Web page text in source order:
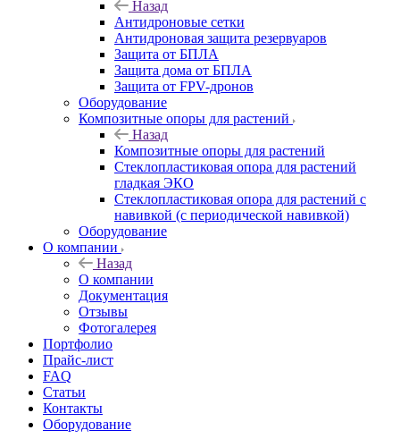
Назад
Антидроновые сетки
Антидроновая защита резервуаров
Защита от БПЛА
Защита дома от БПЛА
Защита от FPV-дронов
Оборудование
Композитные опоры для растений
Назад
Композитные опоры для растений
Стеклопластиковая опора для растений
гладкая ЭКО
Стеклопластиковая опора для растений с
навивкой (с периодической навивкой)
Оборудование
О компании
Назад
О компании
Документация
Отзывы
Фотогалерея
Портфолио
Прайс-лист
FAQ
Статьи
Контакты
Оборудование